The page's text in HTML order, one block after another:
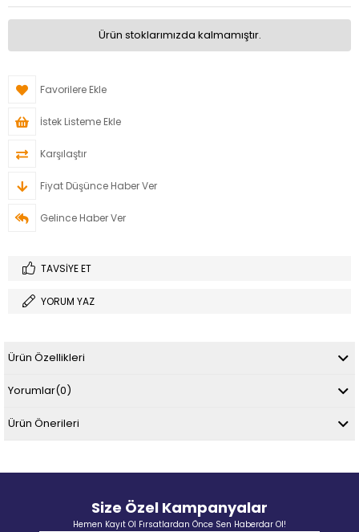
Ürün stoklarımızda kalmamıştır.
Favorilere Ekle
İstek Listeme Ekle
Karşılaştır
Fiyat Düşünce Haber Ver
Gelince Haber Ver
TAVSIYE ET
YORUM YAZ
Ürün Özellikleri
Yorumlar(0)
Ürün Önerileri
Size Özel Kampanyalar
Hemen Kayıt Ol Fırsatlardan Önce Sen Haberdar Ol!